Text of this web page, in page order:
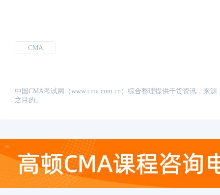
CMA
中国CMA考试网（www.cma.com.cn）综合整理提供干货资讯，来
之目的。